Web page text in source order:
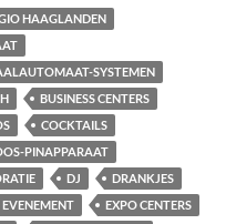
HAAGLANDEN
SYSTEMEN
BUSINESS CENTERS
COCKTAILS
PINAPPARAAT
DJ
DRANKJES
EVENEMENT EXPO CENTERS